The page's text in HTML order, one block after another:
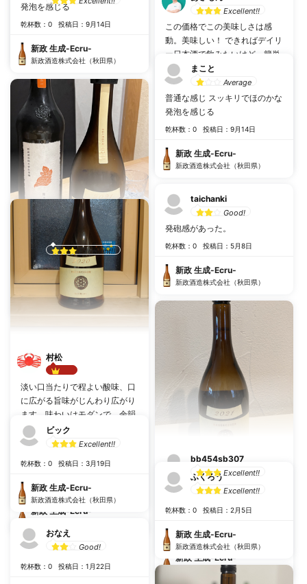
乾杯数：0 投稿日：10月5日
新政 生成-Ecru-
新政酒造株式会社（秋田県）
Excellent!!
この価格でこの美味しさは感
動。美味しい！ できればデイリ
ー日本酒で飲みたいけど、簡単
には手に入らないのが悲し
い…！
#優しい酸味 #するする飲める
乾杯数：5 投稿日：10月3日
新政 生成-Ecru-
新政酒造株式会社（秋田県）
発泡を感じる
乾杯数：0 投稿日：9月14日
新政 生成-Ecru-
新政酒造株式会社（秋田県）
まこと
Average
普通な感じ スッキリでほのかな
発泡を感じる
乾杯数：0 投稿日：9月14日
新政 生成-Ecru-
新政酒造株式会社（秋田県）
Excellent!!
乾杯数：0 投稿日：7月10日
新政 生成-Ecru-
新政酒造株式会社（秋田県）
taichanki
Good!
発砲感があった。
乾杯数：0 投稿日：5月8日
新政 生成-Ecru-
新政酒造株式会社（秋田県）
村松
淡い口当たりで程よい酸味、口
に広がる旨味がじんわり広がり
ます。味わいはモダンで、余韻
は長めですがスパッと切れま
す。 タイミングが合わないと購
期待!
乾杯数：9 投稿日：5月5日
新政 生成-Ecru-
bb454sb307
Excellent!!
たまにしか飲めない新政，美味
物っぽい味わいといい香り。
乾杯数：8 投稿日：4月30日
新政 生成-Ecru-
新政酒造株式会社（秋田県）
ビック
Excellent!!
乾杯数：0 投稿日：3月19日
新政 生成-Ecru-
新政酒造株式会社（秋田県）
ふくろう
Excellent!!
乾杯数：0 投稿日：2月5日
新政 生成-Ecru-
新政酒造株式会社（秋田県）
おなえ
Good!
乾杯数：0 投稿日：1月22日